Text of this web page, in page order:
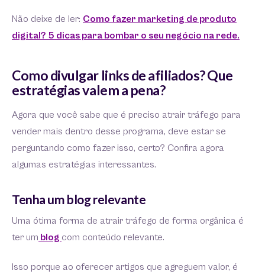
Não deixe de ler: Como fazer marketing de produto
digital? 5 dicas para bombar o seu negócio na rede.
Como divulgar links de afiliados? Que
estratégias valem a pena?
Agora que você sabe que é preciso atrair tráfego para
vender mais dentro desse programa, deve estar se
perguntando como fazer isso, certo? Confira agora
algumas estratégias interessantes.
Tenha um blog relevante
Uma ótima forma de atrair tráfego de forma orgânica é
ter um blog com conteúdo relevante.
Isso porque ao oferecer artigos que agreguem valor, é